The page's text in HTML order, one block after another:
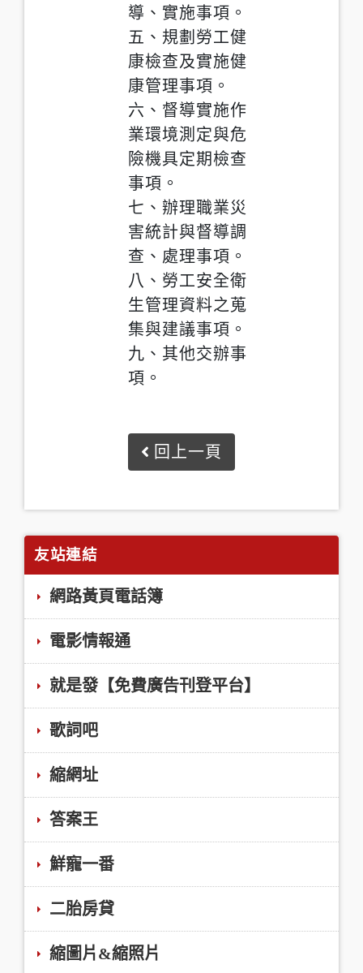
導、實施事項。
五、規劃勞工健
康檢查及實施健
康管理事項。
六、督導實施作
業環境測定與危
險機具定期檢查
事項。
七、辦理職業災
害統計與督導調
查、處理事項。
八、勞工安全衛
生管理資料之蒐
集與建議事項。
九、其他交辦事
項。
回上一頁
友站連結
網路黃頁電話簿
電影情報通
就是發【免費廣告刊登平台】
歌詞吧
縮網址
答案王
鮮寵一番
二胎房貸
縮圖片&縮照片